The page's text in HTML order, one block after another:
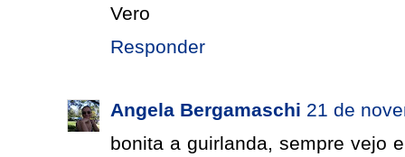
Vero
Responder
Angela Bergamaschi 21 de
bonita a guirlanda, sempre vejo